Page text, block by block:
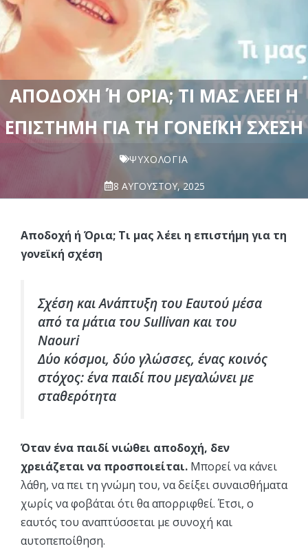
ΑΠΟΔΟΧΉ Ή ΌΡΙΑ; ΤΙ ΜΑΣ ΛΈΕΙ Η Ε
ΠΙΣΤΉΜΗ ΓΙΑ ΤΗ ΓΟΝΕΪΚΉ ΣΧΈΣΗ
ΨΥΧΟΛΟΓΊΑ
8 ΑΥΓΟΎΣΤΟΥ, 2025
Αποδοχή ή Όρια; Τι μας λέει η επιστήμη για τη
γονεϊκή σχέση
Σχέση και Ανάπτυξη του Εαυτού μέσα
από τα μάτια του Sullivan και του
Naouri
Δύο κόσμοι, δύο γλώσσες, ένας κοινός
στόχος: ένα παιδί που μεγαλώνει με
σταθερότητα
Όταν ένα παιδί νιώθει αποδοχή, δεν
χρειάζεται να προσποιείται. Μπορεί να κάνει
λάθη, να πει τη γνώμη του, να δείξει συναισθήματα
χωρίς να φοβάται ότι θα απορριφθεί. Έτσι, ο
εαυτός του αναπτύσσεται με συνοχή και
αυτοπεποίθηση.